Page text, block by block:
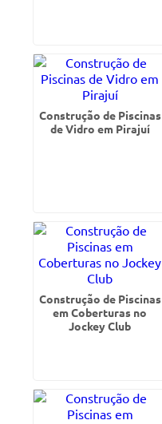
Construção de Piscinas
de Vidro em Pirajuí
Construção de Piscinas
em Coberturas no
Jockey Club